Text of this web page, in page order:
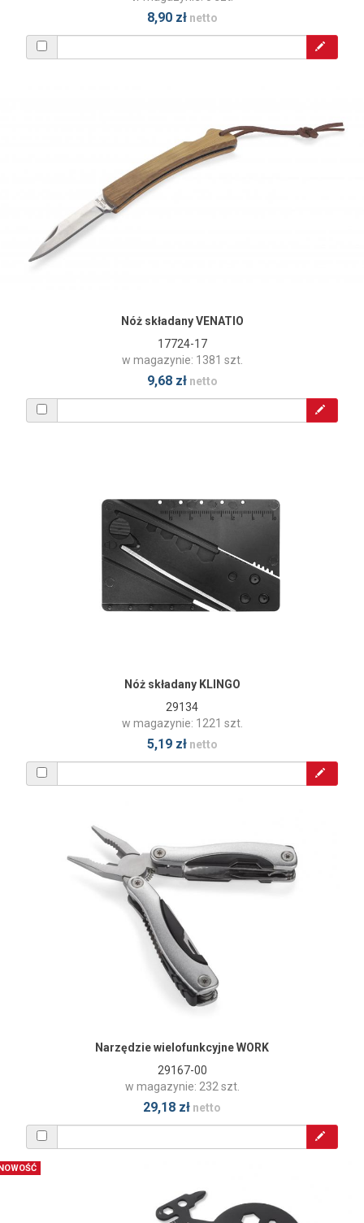
8,90 złnetto
Nóż składany VENATIO
17724-17
w magazynie: 1381 szt.
9,68 złnetto
Nóż składany KLINGO
29134
w magazynie: 1221 szt.
5,19 złnetto
Narzędzie wielofunkcyjne WORK
29167-00
w magazynie: 232 szt.
29,18 zł netto